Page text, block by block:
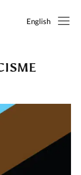
English